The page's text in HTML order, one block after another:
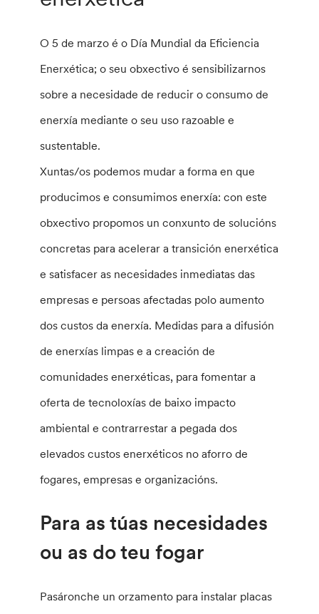
O 5 de marzo é o Día Mundial da Eficiencia
Enerxética; o seu obxectivo é sensibilizarnos
sobre a necesidade de reducir o consumo de
enerxía mediante o seu uso razoable e
sustentable.
Xuntas/os podemos mudar a forma en que
producimos e consumimos enerxía: con este
obxectivo propomos un conxunto de solucións
concretas para acelerar a transición enerxética
e satisfacer as necesidades inmediatas das
empresas e persoas afectadas polo aumento
dos custos da enerxía. Medidas para a difusión
de enerxías limpas e a creación de
comunidades enerxéticas, para fomentar a
oferta de tecnoloxías de baixo impacto
ambiental e contrarrestar a pegada dos
elevados custos enerxéticos no aforro de
fogares, empresas e organizacións.
Para as túas necesidades
ou as do teu fogar
Pasáronche un orzamento para instalar placas